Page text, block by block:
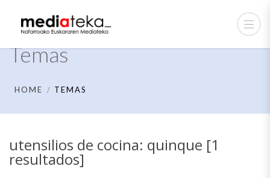
Temas
HOME TEMAS
utensilios de cocina: quinque [1
resultados]